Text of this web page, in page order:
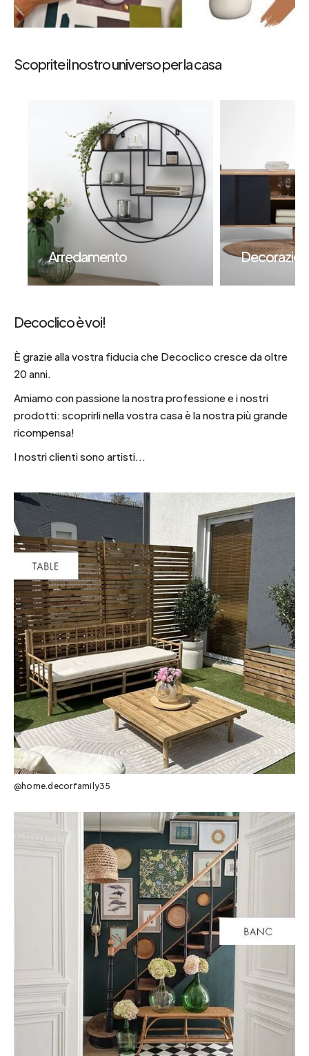
Scoprite il nostro universo per la casa
Arredamento
Decoclico è voi!
È grazie alla vostra fiducia che Decoclico cresce da oltre
20 anni.
Amiamo con passione la nostra professione e i nostri
prodotti: scoprirli nella vostra casa è la nostra più grande
ricompensa!
I nostri clienti sono artisti...
@home.decorfamily35